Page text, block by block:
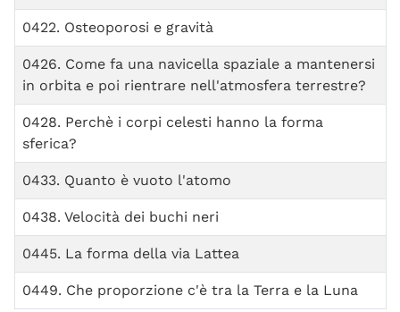
0422. Osteoporosi e gravità
0426. Come fa una navicella spaziale a mantenersi
in orbita e poi rientrare nell'atmosfera terrestre?
0428. Perchè i corpi celesti hanno la forma
sferica?
0433. Quanto è vuoto l'atomo
0438. Velocità dei buchi neri
0445. La forma della via Lattea
0449. Che proporzione c'è tra la Terra e la Luna